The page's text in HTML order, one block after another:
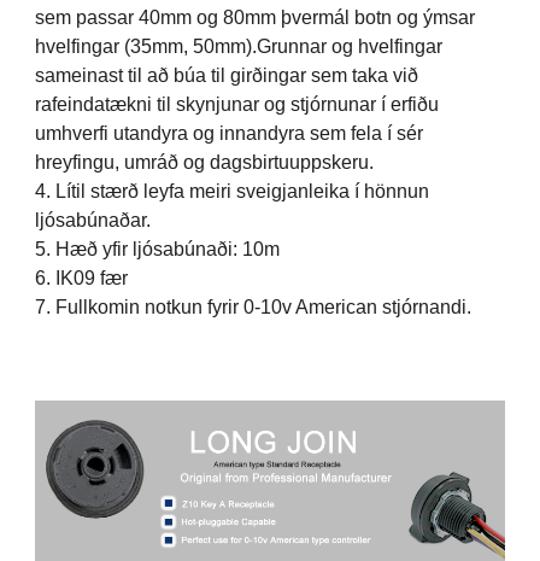
sem passar 40mm og 80mm þvermál botn og ýmsar
hvelfingar (35mm, 50mm).Grunnar og hvelfingar
sameinast til að búa til girðingar sem taka við
rafeindatækni til skynjunar og stjórnunar í erfiðu
umhverfi utandyra og innandyra sem fela í sér
hreyfingu, umráð og dagsbirtuuppskeru.
4. Lítil stærð leyfa meiri sveigjanleika í hönnun
ljósabúnaðar.
5. Hæð yfir ljósabúnaði: 10m
6. IK09 fær
7. Fullkomin notkun fyrir 0-10v American stjórnandi.